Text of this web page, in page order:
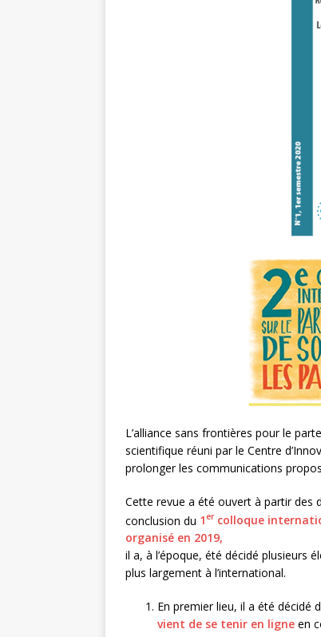
L’alliance sans frontières pour le
scientifique réuni par le Centre
prolonger les communications
Cette revue a été ouvert à partir des
conclusion du 1er colloque
organisé en 2019,
il a, à l’époque, été décidé plusieurs
plus largement à l’international.
En premier lieu, il a été décidé
vient de se tenir en ligne en